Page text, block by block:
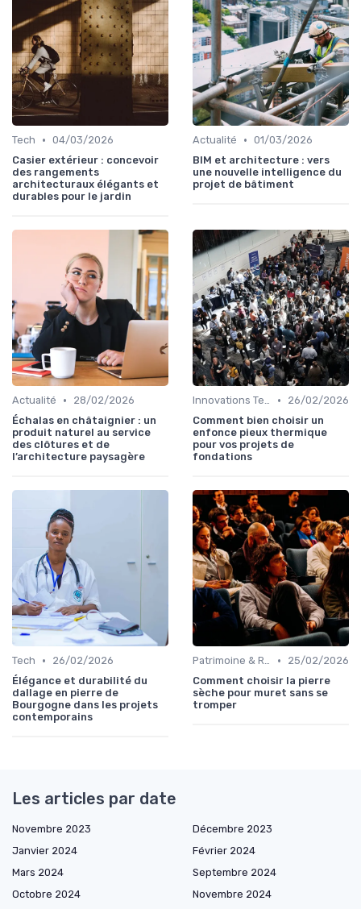
Tech • 04/03/2026
Casier extérieur : concevoir
des rangements
architecturaux élégants et
durables pour le jardin
Actualité • 01/03/2026
BIM et architecture : vers
une nouvelle intelligence du
projet de bâtiment
Actualité •
28/02/2026
Échalas en châtaignier : un
produit naturel au service
des clôtures et de
l’architecture paysagère
Innovations Technologiques •
26/02/2026
Comment bien choisir un
enfonce pieux thermique
pour vos projets de
fondations
Tech •
26/02/2026
Élégance et durabilité du
dallage en pierre de
Bourgogne dans les projets
contemporains
Patrimoine & Rénovation •
25/02/2026
Comment choisir la pierre
sèche pour muret sans se
tromper
Les articles par date
Novembre 2023
Décembre 2023
Janvier 2024
Février 2024
Mars 2024
Septembre 2024
Octobre 2024
Novembre 2024